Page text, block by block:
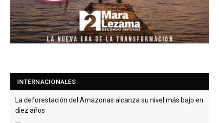
INTERNACIONALES
La deforestación del Amazonas alcanza su nivel más bajo en
diez años